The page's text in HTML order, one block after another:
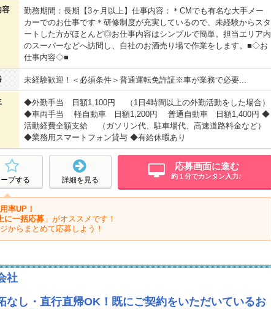
容
勤務期間：長期【3ヶ月以上】仕事内容：＊CMでも有名な大手メー
カーでのお仕事です＊研修制度が充実しているので、未経験からスタ
ートした方がほとんど◎お仕事内容はシンプルで簡単。担当エリア内
のスーパーなどへ訪問し、自社のお酒売り場で作業をします。■◇お
仕事内容◇■
未経験歓迎！＜必須条件＞普通運転免許証※車が業務で必要...
◆外勤手当 日額1,100円 （1日4時間以上の外勤活動をした場合）
◆車両手当 軽自動車 日額1,200円 普通自動車 日額1,400円 ◆
活動経費全額支給 （ガソリン代、駐車場代、高速道路料金など）
◆業務用スマートフォン貸与 ◆有給休暇あり
応募画面に進む
約１分でカンタン入力♪
詳細を見る
プする
率UP！
に一括応募 」がオススメです！
からまとめて応募しよう！
社
なし・直行直帰OK！既にご契約をいただいているお